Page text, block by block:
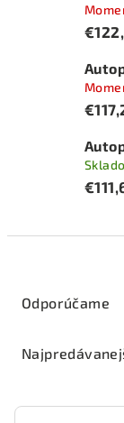
Odporúčame